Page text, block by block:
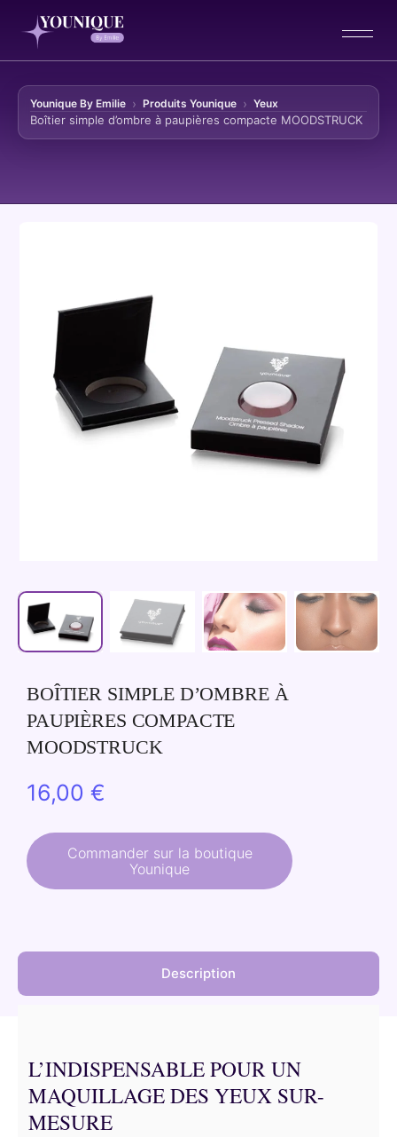
Younique By Emilie Produits Younique Yeux
Boîtier simple d’ombre à paupières compacte MOODSTRUCK
Aller au contenu
BOÎTIER SIMPLE D’OMBRE À
PAUPIÈRES COMPACTE
MOODSTRUCK
16,00 €
Commander sur la boutique
Younique
Description
L’INDISPENSABLE POUR UN
MAQUILLAGE DES YEUX SUR-
MESURE